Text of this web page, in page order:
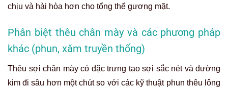
chịu và hài hòa hơn cho tổng thể gương mặt.
Phân biệt thêu chân mày và các phương pháp
khác (phun, xăm truyền thống)
Thêu sợi chân mày có đặc trưng tạo sợi sắc nét và đường
kim đi sâu hơn một chút so với các kỹ thuật phun thêu lông